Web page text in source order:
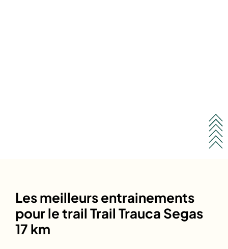
Les meilleurs entrainements
pour le trail Trail Trauca Segas
17 km